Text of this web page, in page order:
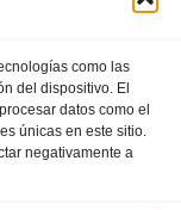
como las
del dispositivo. El
datos como el
únicas en este sitio.
negativamente a
»